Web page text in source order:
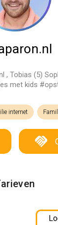
, Tobias (5)
met kids
internet